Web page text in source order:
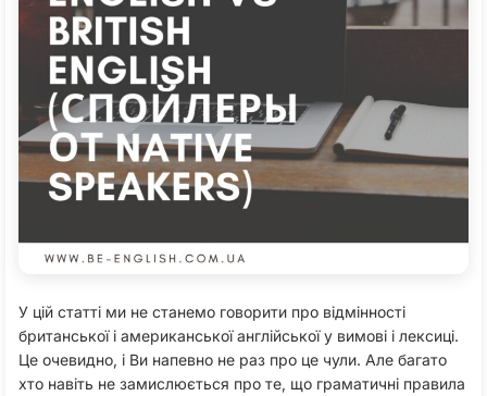
У цій статті ми не станемо говорити про відмінності
британської і американської англійської у вимові і лексиці.
Це очевидно, і Ви напевно не раз про це чули. Але багато
хто навіть не замислюється про те, що граматичні правила